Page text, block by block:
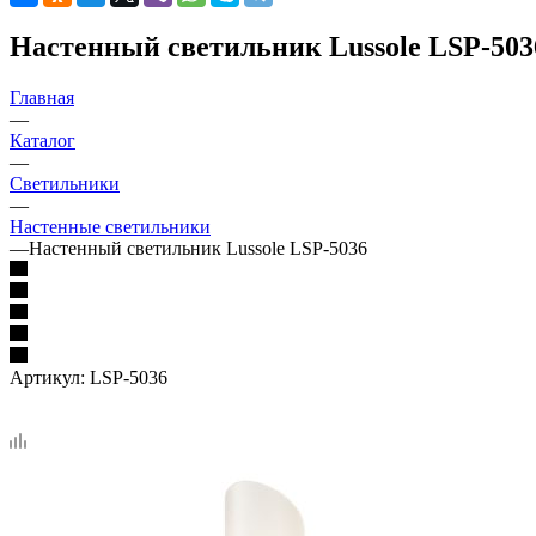
Настенный светильник Lussole LSP-
Главная
—
Каталог
—
Светильники
—
Настенные светильники
—Настенный светильник Lussole LSP-5036
Артикул: LSP-5036